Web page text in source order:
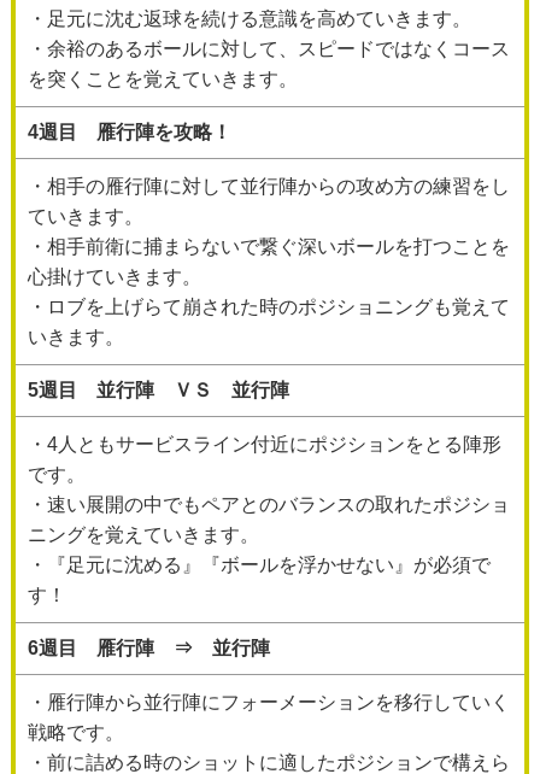
・足元に沈む返球を続ける意識を高めていきます。
・余裕のあるボールに対して、スピードではなくコース
を突くことを覚えていきます。
4週目 雁行陣を攻略！
・相手の雁行陣に対して並行陣からの攻め方の練習をし
ていきます。
・相手前衛に捕まらないで繋ぐ深いボールを打つことを
心掛けていきます。
・ロブを上げらて崩された時のポジショニングも覚えて
いきます。
5週目 並行陣 ＶＳ 並行陣
・4人ともサービスライン付近にポジションをとる陣形
です。
・速い展開の中でもペアとのバランスの取れたポジショ
ニングを覚えていきます。
・『足元に沈める』『ボールを浮かせない』が必須で
す！
6週目 雁行陣 ⇒ 並行陣
・雁行陣から並行陣にフォーメーションを移行していく
戦略です。
・前に詰める時のショットに適したポジションで構えら